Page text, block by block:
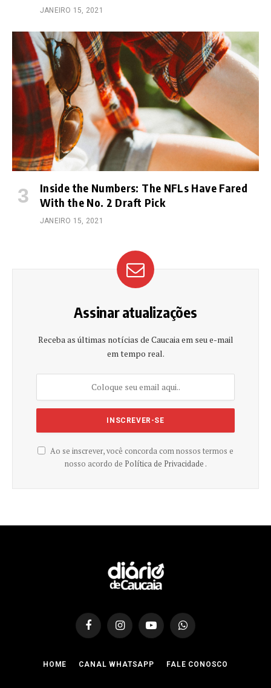
JANEIRO 15, 2021
Inside the Numbers: The NFLs Have Fared
With the No. 2 Draft Pick
JANEIRO 15, 2021
Assinar atualizações
Receba as últimas notícias de Caucaia em seu e-mail
em tempo real.
Ao se inscrever, você concorda com nossos termos e
nosso acordo de Política de Privacidade .
FacebookInstagramYouTubeWhatsApp
HOME CANAL WHATSAPP FALE CONOSCO